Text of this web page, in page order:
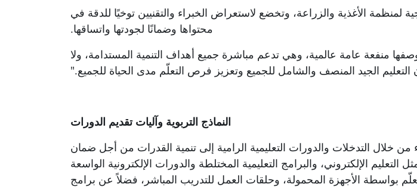
لمنظمة الأغذية والزراعة، وتخضع لاستعراض الخبراء والتقنيين توخيًا للدقة في
محتواها وضمانًا لجودتها واتساقها.
منفعة عامة عالمية، وهي تدعم مباشرة جميع أهداف التنمية المستدامة، ولا
الجيد المنصف والشامل للجميع وتعزيز فرص التعلّم مدى الحياة للجميع".
النماذج التربوية وآليات تقديم الدورات
من خلال التدخلات والدورات التعليمية الرامية إلى تنمية القدرات من أجل ضمان
التعليم الإلكتروني، والبرامج التعليمية المختلطة والدورات الإلكترونية الواسعة
بواسطة الأجهزة المحمولة، وحلقات العمل للتدريب المباشر، فضلاً عن برامج